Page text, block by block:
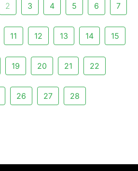
2 3 4 5 6 7
11 12 13 14 15
19 20 21 22
26 27 28